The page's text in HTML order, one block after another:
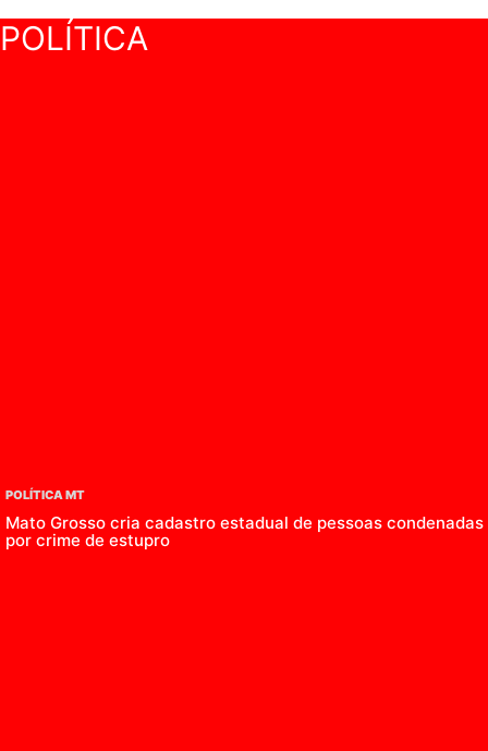
POLÍTICA
POLÍTICA MT
Mato Grosso cria cadastro estadual de pessoas condenadas
por crime de estupro